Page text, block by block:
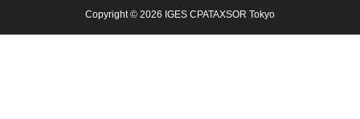
Copyright © 2026 IGES CPATAXSOR Tokyo